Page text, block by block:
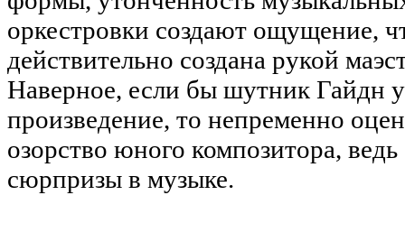
оркестровки создают ощущение,
действительно создана рукой
Наверное, если бы шутник Гайдн
произведение, то непременно
озорство юного композитора,
сюрпризы в музыке.